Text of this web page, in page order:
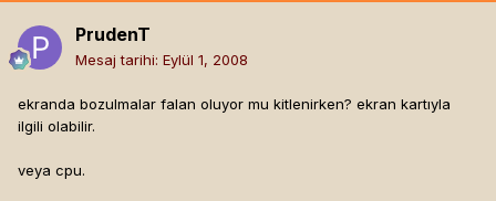
PrudenT
Mesaj tarihi: Eylül 1, 2008
ekranda bozulmalar falan oluyor mu kitlenirken? ekran kartıyla
ilgili olabilir.
veya cpu.